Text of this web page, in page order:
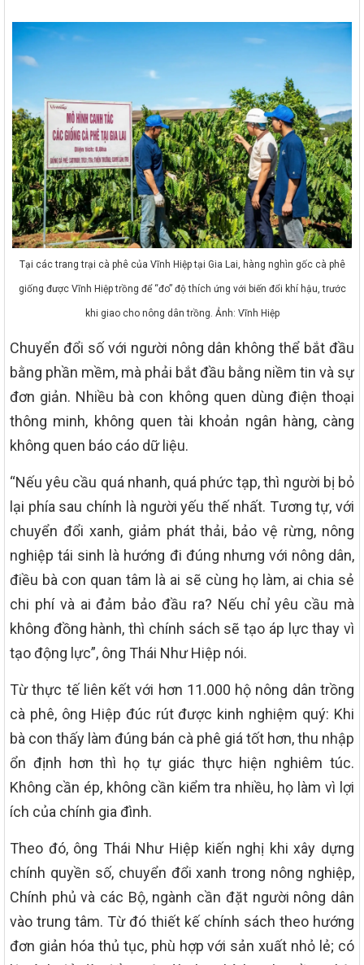
Tại các trang trại cà phê của Vĩnh Hiệp tại Gia Lai, hàng nghìn gốc cà phê
giống được Vĩnh Hiệp trồng để “đo” độ thích ứng với biến đổi khí hậu, trước
khi giao cho nông dân trồng. Ảnh: Vĩnh Hiệp
Chuyển đổi số với người nông dân không thể bắt đầu
bằng phần mềm, mà phải bắt đầu bằng niềm tin và sự
đơn giản. Nhiều bà con không quen dùng điện thoại
thông minh, không quen tài khoản ngân hàng, càng
không quen báo cáo dữ liệu.
“Nếu yêu cầu quá nhanh, quá phức tạp, thì người bị bỏ
lại phía sau chính là người yếu thế nhất. Tương tự, với
chuyển đổi xanh, giảm phát thải, bảo vệ rừng, nông
nghiệp tái sinh là hướng đi đúng nhưng với nông dân,
điều bà con quan tâm là ai sẽ cùng họ làm, ai chia sẻ
chi phí và ai đảm bảo đầu ra? Nếu chỉ yêu cầu mà
không đồng hành, thì chính sách sẽ tạo áp lực thay vì
tạo động lực”, ông Thái Như Hiệp nói.
Từ thực tế liên kết với hơn 11.000 hộ nông dân trồng
cà phê, ông Hiệp đúc rút được kinh nghiệm quý: Khi
bà con thấy làm đúng bán cà phê giá tốt hơn, thu nhập
ổn định hơn thì họ tự giác thực hiện nghiêm túc.
Không cần ép, không cần kiểm tra nhiều, họ làm vì lợi
ích của chính gia đình.
Theo đó, ông Thái Như Hiệp kiến nghị khi xây dựng
chính quyền số, chuyển đổi xanh trong nông nghiệp,
Chính phủ và các Bộ, ngành cần đặt người nông dân
vào trung tâm. Từ đó thiết kế chính sách theo hướng
đơn giản hóa thủ tục, phù hợp với sản xuất nhỏ lẻ; có